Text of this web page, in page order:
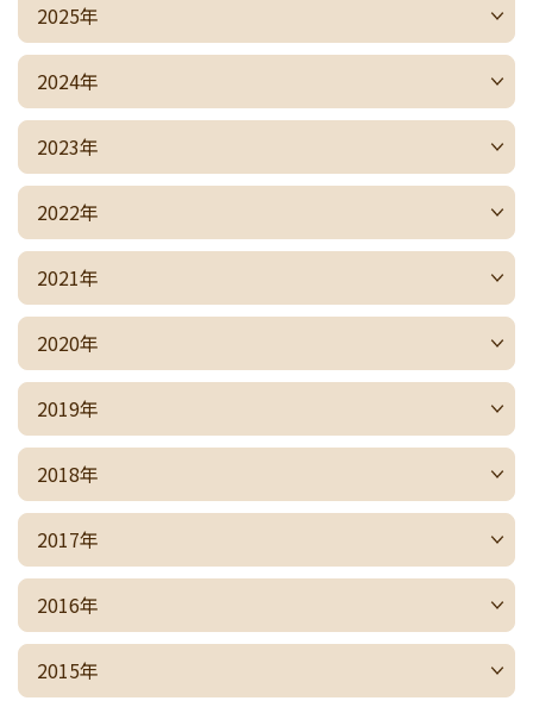
2025年
2024年
2023年
2022年
2021年
2020年
2019年
2018年
2017年
2016年
2015年